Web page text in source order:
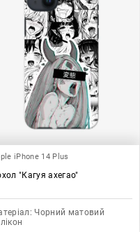
iPhone 14 Plus
"Кагуя ахегао"
Чорний матовий